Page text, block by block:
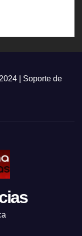
| Soporte de